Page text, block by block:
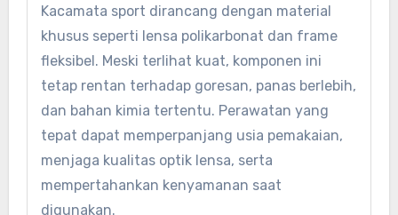
Kacamata sport dirancang dengan material
khusus seperti lensa polikarbonat dan frame
fleksibel. Meski terlihat kuat, komponen ini
tetap rentan terhadap goresan, panas berlebih,
dan bahan kimia tertentu. Perawatan yang
tepat dapat memperpanjang usia pemakaian,
menjaga kualitas optik lensa, serta
mempertahankan kenyamanan saat
digunakan.